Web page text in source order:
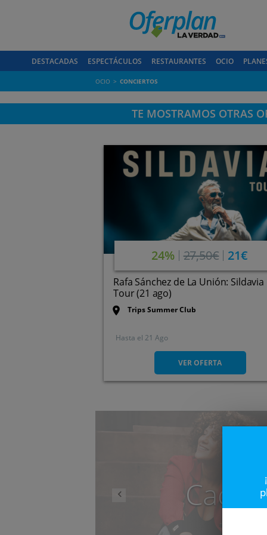
DESTACADAS ESPECTÁCULOS RESTAURANTES OCIO
OCIO CONCIERTOS
TE MOSTRAMOS OTRAS
24% 27,50€ 21€
Rafa Sánchez de La Unión: Sildavia
Tour (21 ago)
Trips Summer Club
Autovía de La Manga, Km 2,
30360. Cartagena. Murcia
Hasta el 21 Ago
VER OFERTA